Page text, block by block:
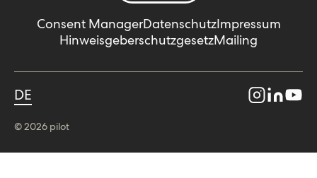
Consent ManagerDatenschutzImpressum
HinweisgeberschutzgesetzMailing
© 2026 pilot
DE